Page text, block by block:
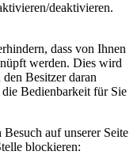
deaktivieren.
dass von Ihnen
werden. Dies wird
Besitzer daran
Bedienbarkeit für Sie
auf unserer Seite
blockieren: